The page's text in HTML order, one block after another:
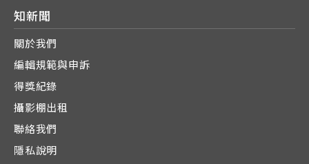
知新聞
關於我們
編輯規範與申訴
得獎紀錄
攝影棚出租
聯絡我們
隱私說明